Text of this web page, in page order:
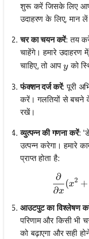
शुरू करें जिसके लिए
उदाहरण के लिए, मान लें
चर का चयन करें: तय
चाहेंगे। हमारे उदाहरण
चाहिए, तो आपy
yको
फंक्शन दर्ज करें: पूरी
करें। गलतियों से बचने के
रखें।
व्युत्पन्न की गणना करें:
उत्पन्न करेगा। हमारे
प्राप्त होता है:
∂x
∂
(x2 +
आउटपुट का विश्लेषण
परिणाम और किसी भी
को बढ़ाएगा और सही